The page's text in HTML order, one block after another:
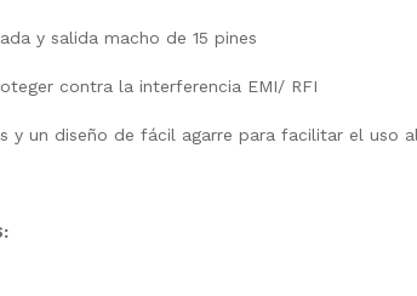
y salida macho de 15 pines
contra la interferencia EMI/ RFI
y un diseño de fácil agarre para facilitar el